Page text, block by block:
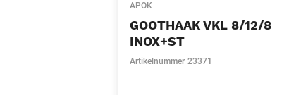
APOK
GOOTHAAK VKL 8/12/8
INOX+ST
Artikelnummer 23371